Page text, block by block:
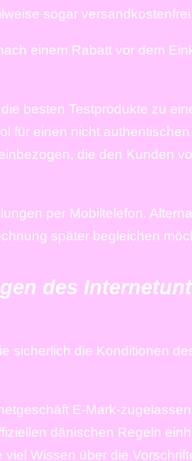
sogar
einem Rabatt vor dem
besten Testprodukte zu
für einen nicht
die den Kunden
per Mobiltelefon.
später begleichen
des
sicherlich die Konditionen
E-Mark-
dänischen Regeln
Wissen über die